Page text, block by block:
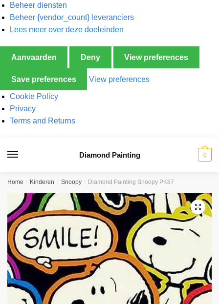
Beheer diensten
Beheer {vendor_count} leveranciers
Lees meer over deze doeleinden
Aanvaarden Deny View preferences
Save preferences View preferences
Cookie Policy
Privacy
Terms and Returns
Diamond Painting 0
Home / Kinderen / Snoopy / Diamond Painting Snoopy PK87
🔍